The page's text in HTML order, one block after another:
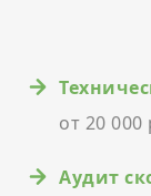
от 20 000
Аудит